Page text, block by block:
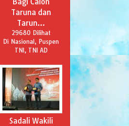
Taruna dan
Tarun…
29680 Dilihat
Di Nasional, Puspen
TNI, TNI AD
Sadali Wakili